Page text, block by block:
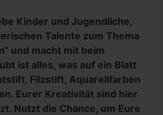
Kinder und Jugendliche,
Talente zum Thema
und macht mit beim
ist alles, was auf ein Blatt
Filzstift, Aquarellfarben
Eurer Kreativität sind hier
Nutzt die Chance, um Eure